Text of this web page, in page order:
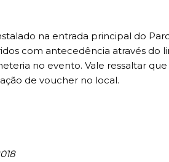
na entrada principal do
com antecedência através do
no evento. Vale ressaltar
de voucher no local.